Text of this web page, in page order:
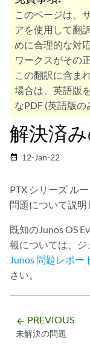
このページは、
アを使用して翻
めに合理的な対
ワークスがその
この翻訳に含ま
場合は、英語版
なPDF (英語版の
解決済
date_range 12-Jan-22
PTX シリーズ ル
問題について説明
既知のJunos OS
報については、
Junos 問題レポー
さい。
arrow_backward PREVIOUS
未解決の問題